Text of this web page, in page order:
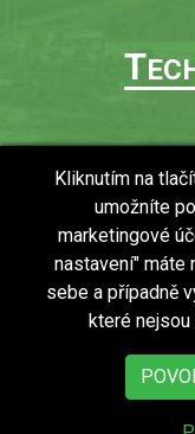
T
Povinně
Ochrana
Kliknutím na
umožníte
marketingové
nastavení"
sebe a případně
které